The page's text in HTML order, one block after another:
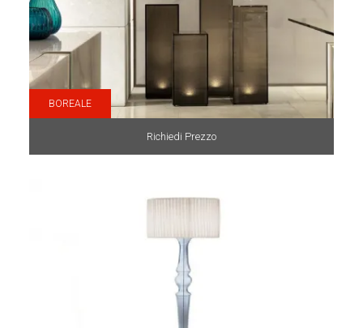
BOREALE
Richiedi Prezzo